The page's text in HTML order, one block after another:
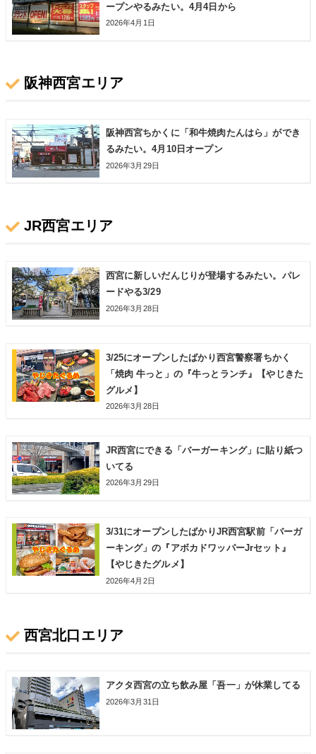
ープンやるみたい。4月4日から
2026年4月1日
阪神西宮エリア
阪神西宮ちかくに「和牛焼肉たんはら」ができ
るみたい。4月10日オープン
2026年3月29日
JR西宮エリア
西宮に新しいだんじりが登場するみたい。パレ
ードやる3/29
2026年3月28日
3/25にオープンしたばかり西宮警察署ちかく
「焼肉 牛っと」の『牛っとランチ』【やじきた
グルメ】
2026年3月28日
JR西宮にできる「バーガーキング」に貼り紙つ
いてる
2026年3月29日
3/31にオープンしたばかりJR西宮駅前「バーガ
ーキング」の『アボカドワッパーJrセット』
【やじきたグルメ】
2026年4月2日
西宮北口エリア
アクタ西宮の立ち飲み屋「吾一」が休業してる
2026年3月31日